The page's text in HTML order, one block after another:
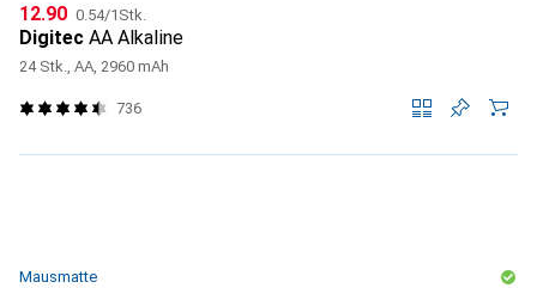
CHF
12.90 CHF
0.54/1Stk.
Digitec AA Alkaline
24 Stk., AA, 2960 mAh
736
Mausmatte